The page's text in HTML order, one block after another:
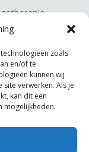
zoals
en/of te
kunnen wij
site verwerken. Als je
kan dit een
mogelijkheden.